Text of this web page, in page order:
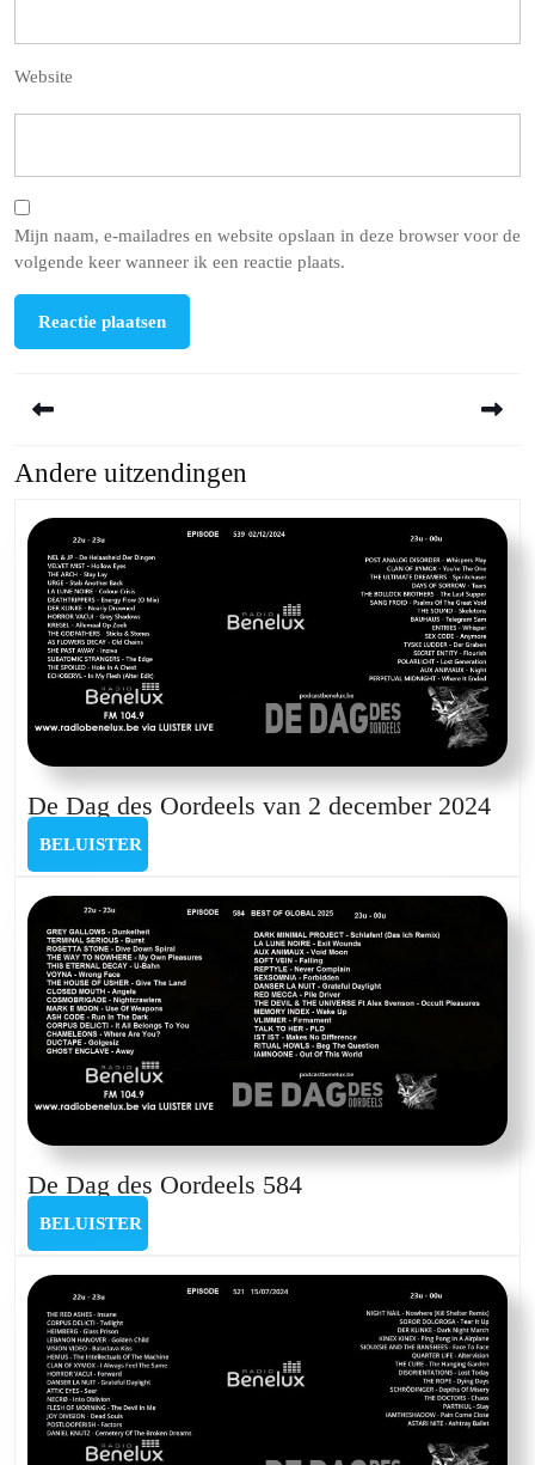
Website
Mijn naam, e-mailadres en website opslaan in deze browser voor de
volgende keer wanneer ik een reactie plaats.
Previous
Andere uitzendingen
De Dag des Oordeels van 2 december 2024De
van
BELUISTER
De Dag des Oordeels 584De
Oordeels
BELUISTER